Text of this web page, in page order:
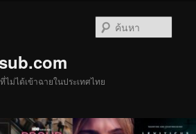
ม่ได้เข้าฉายในประเทศไทย